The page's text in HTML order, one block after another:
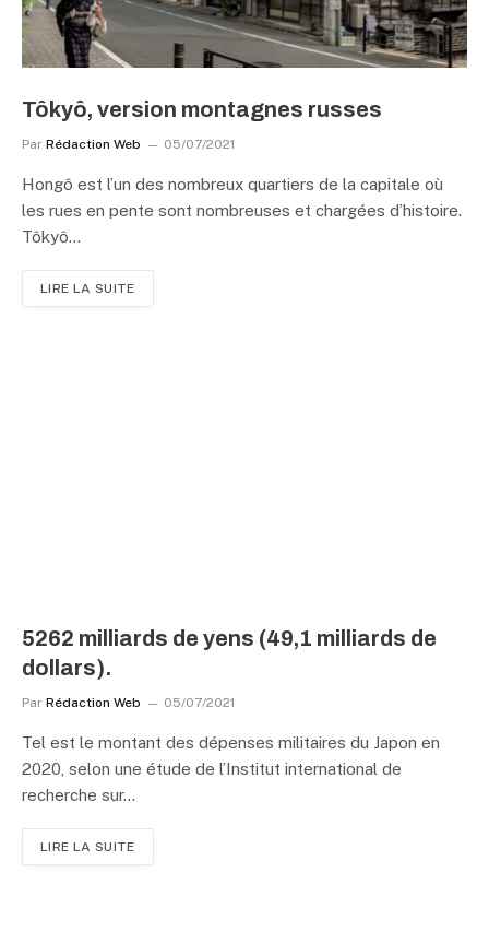
Tôkyô, version montagnes russes
Par Rédaction Web 05/07/2021
Hongô est l’un des nombreux quartiers de la capitale où
les rues en pente sont nombreuses et chargées d’histoire.
Tôkyô…
LIRE LA SUITE
5262 milliards de yens (49,1 milliards de
dollars).
Par Rédaction Web 05/07/2021
Tel est le montant des dépenses militaires du Japon en
2020, selon une étude de l’Institut international de
recherche sur…
LIRE LA SUITE